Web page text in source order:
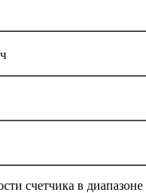
счетчика в